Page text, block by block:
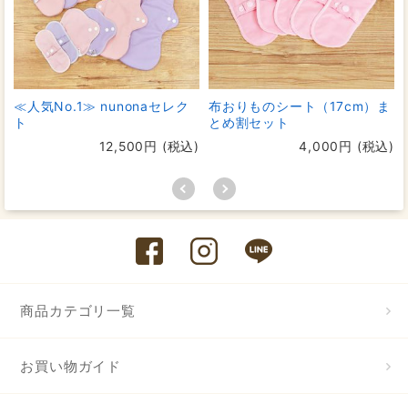
≪人気No.1≫ nunonaセレク
ト
12,500円 (税込)
布おりものシート（17cm）ま
とめ割セット
4,000円 (税込)
商品カテゴリ一覧
お買い物ガイド